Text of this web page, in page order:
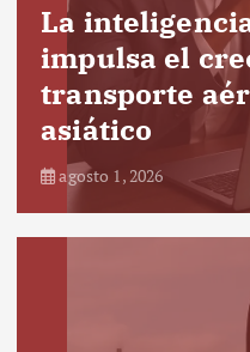
La
impulsa el
transporte
asiático
agosto 1, 2026